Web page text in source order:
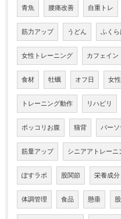
青魚 腰痛改善 自重トレ
筋力アップ うどん ふく
女性トレーニング カフェイン
食材 牡蠣 オフ日 女
トレーニング動作 リハビリ
ポッコリお腹 猫背 パー
筋量アップ シニアアトレーニ
ぽすラボ 股関節 栄養成分
体調管理 食品 懸垂